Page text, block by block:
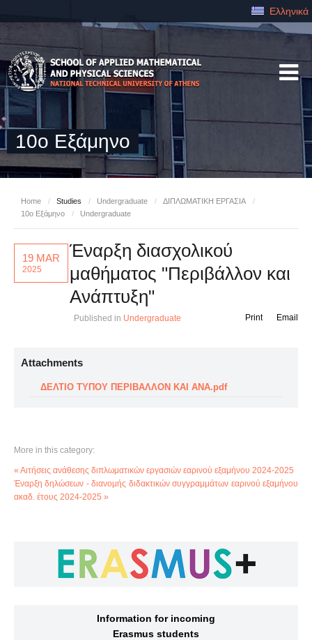
Ελληνικά
10ο Εξάμηνο
Home / Studies / Undergraduate / ΔΙΠΛΩΜΑΤΙΚΗ ΕΡΓΑΣΙΑ
/
10ο Εξάμηνο
/ Undergraduate
19 MAR
2025
Έναρξη διασχολικού
μαθήματος "Περιβάλλον και
Ανάπτυξη"
Published in Undergraduate Email
Print
Attachments
ΔΕΛΤΙΟ ΤΥΠΟΥ ΠΕΡΙΒΑΛΛΟΝ ΚΑΙ ΑΝΑ.pdf
More in this category:
« Αιτήσεις ανάθεσης διπλωματικών εργασιών εαρινού εξαμήνου 2024-2025
Έναρξη δηλώσεων - διανομής διδακτικών συγγραμμάτων εαρινού εξαμήνου
ακαδ. έτους 2024-2025 »
Information for incoming
Erasmus students